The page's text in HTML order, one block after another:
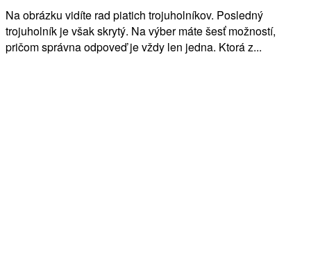
Na obrázku vidíte rad piatich trojuholníkov. Posledný
trojuholník je však skrytý. Na výber máte šesť možností,
pričom správna odpoveď je vždy len jedna. Ktorá z...